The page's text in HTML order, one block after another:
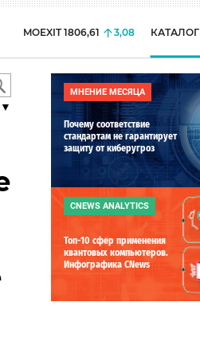
MOEXIT 1806,61 3,08 КАТАЛОГ
МНЕНИЕ МЕСЯЦА
Почему соответствие
стандартам не гарантирует
защиту от киберугроз
CNEWS ANALYTICS
Топ-10 сфер применения
квантовых компьютеров.
Инфографика CNews